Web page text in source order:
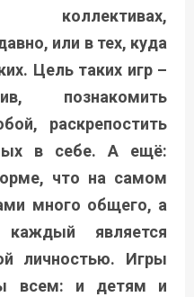
или в тех, куда
Цель таких игр –
познакомить
раскрепостить
в себе. А ещё:
что на самом
много общего, а
является
личностью. Игры
всем: и детям и